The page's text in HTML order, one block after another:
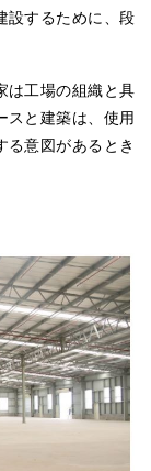
設するために、段
は工場の組織と具
スと建築は、使用
る意図があるとき